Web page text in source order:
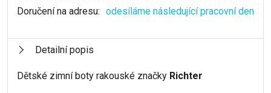
Doručení na adresu: odesíláme následující pracovní den
Detailní popis
Dětské zimní boty rakouské značky Richter